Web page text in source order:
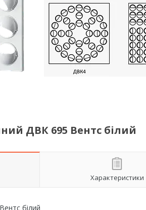
ДВК 695 Вентс білий
Характеристики
білий